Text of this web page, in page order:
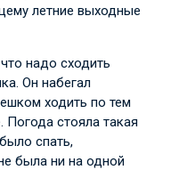
летние выходные
надо сходить
Он набегал
ходить по тем
Погода стояла такая
спать,
была ни на одной